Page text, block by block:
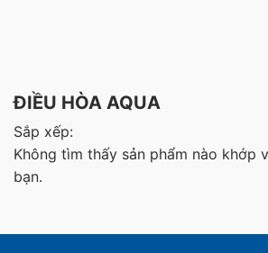
ĐIỀU HÒA AQUA
Sắp xếp:
Không tìm thấy sản phẩm nào khớp
bạn.